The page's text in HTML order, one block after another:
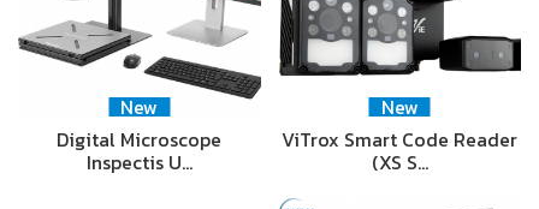
New
Digital Microscope
Inspectis U…
New
ViTrox Smart Code Reader
(XS S…